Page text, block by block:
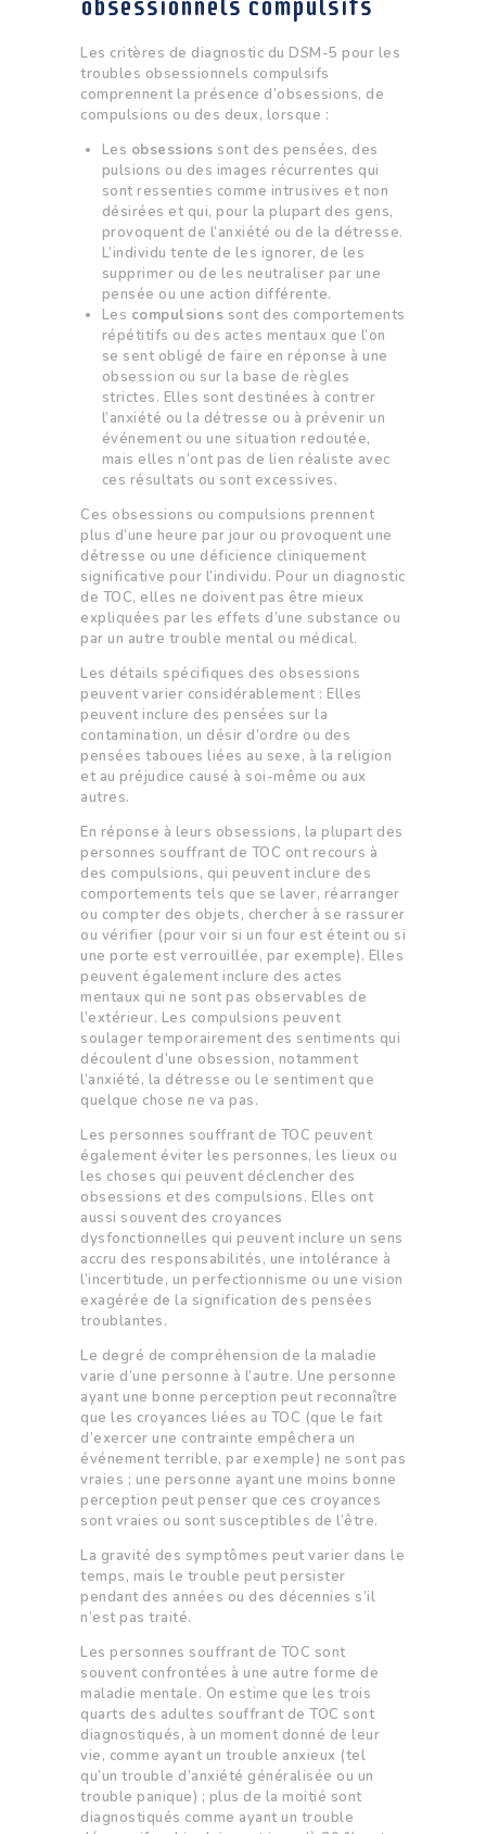
Les critères de diagnostic du DSM-5 pour les
troubles obsessionnels compulsifs
comprennent la présence d’obsessions, de
compulsions ou des deux, lorsque :
Les obsessions sont des pensées, des
pulsions ou des images récurrentes qui
sont ressenties comme intrusives et non
désirées et qui, pour la plupart des gens,
provoquent de l’anxiété ou de la détresse.
L’individu tente de les ignorer, de les
supprimer ou de les neutraliser par une
pensée ou une action différente.
Les compulsions sont des comportements
répétitifs ou des actes mentaux que l’on
se sent obligé de faire en réponse à une
obsession ou sur la base de règles
strictes. Elles sont destinées à contrer
l’anxiété ou la détresse ou à prévenir un
événement ou une situation redoutée,
mais elles n’ont pas de lien réaliste avec
ces résultats ou sont excessives.
Ces obsessions ou compulsions prennent
plus d’une heure par jour ou provoquent une
détresse ou une déficience cliniquement
significative pour l’individu. Pour un diagnostic
de TOC, elles ne doivent pas être mieux
expliquées par les effets d’une substance ou
par un autre trouble mental ou médical.
Les détails spécifiques des obsessions
peuvent varier considérablement : Elles
peuvent inclure des pensées sur la
contamination, un désir d’ordre ou des
pensées taboues liées au sexe, à la religion
et au préjudice causé à soi-même ou aux
autres.
En réponse à leurs obsessions, la plupart des
personnes souffrant de TOC ont recours à
des compulsions, qui peuvent inclure des
comportements tels que se laver, réarranger
ou compter des objets, chercher à se rassurer
ou vérifier (pour voir si un four est éteint ou si
une porte est verrouillée, par exemple). Elles
peuvent également inclure des actes
mentaux qui ne sont pas observables de
l’extérieur. Les compulsions peuvent
soulager temporairement des sentiments qui
découlent d’une obsession, notamment
l’anxiété, la détresse ou le sentiment que
quelque chose ne va pas.
Les personnes souffrant de TOC peuvent
également éviter les personnes, les lieux ou
les choses qui peuvent déclencher des
obsessions et des compulsions. Elles ont
aussi souvent des croyances
dysfonctionnelles qui peuvent inclure un sens
accru des responsabilités, une intolérance à
l’incertitude, un perfectionnisme ou une vision
exagérée de la signification des pensées
troublantes.
Le degré de compréhension de la maladie
varie d’une personne à l’autre. Une personne
ayant une bonne perception peut reconnaître
que les croyances liées au TOC (que le fait
d’exercer une contrainte empêchera un
événement terrible, par exemple) ne sont pas
vraies ; une personne ayant une moins bonne
perception peut penser que ces croyances
sont vraies ou sont susceptibles de l’être.
La gravité des symptômes peut varier dans le
temps, mais le trouble peut persister
pendant des années ou des décennies s’il
n’est pas traité.
Les personnes souffrant de TOC sont
souvent confrontées à une autre forme de
maladie mentale. On estime que les trois
quarts des adultes souffrant de TOC sont
diagnostiqués, à un moment donné de leur
vie, comme ayant un trouble anxieux (tel
qu’un trouble d’anxiété généralisée ou un
trouble panique) ; plus de la moitié sont
diagnostiqués comme ayant un trouble